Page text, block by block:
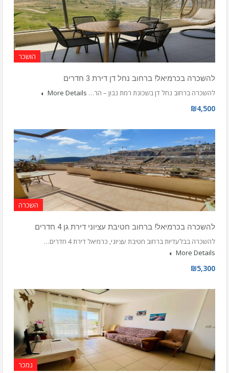
הושכר
להשכרה בכרמיאל! ברחוב נחל דן דירת 3 חדרים
להשכרה ברחוב נחל דן בשכונת רמת נבון – הר… More Details
₪4,500
השכרה
להשכרה בכרמיאל! ברחוב חטיבת עציוני דירת גן 4 חדרים
להשכרה בבלעדיות ברחוב חטיבת עציוני, כרמיאל דירת 4 חדרים…
More Details
₪5,300
נמכר